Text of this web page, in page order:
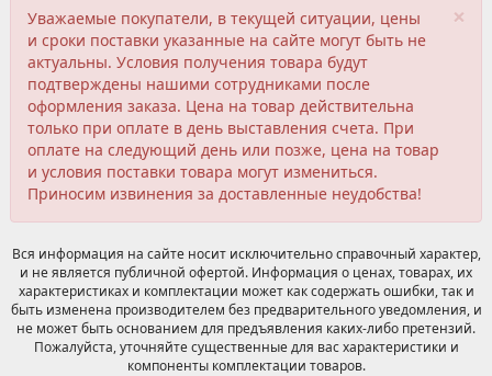
×
Уважаемые покупатели, в текущей ситуации, цены
и сроки поставки указанные на сайте могут быть не
актуальны. Условия получения товара будут
подтверждены нашими сотрудниками после
оформления заказа. Цена на товар действительна
только при оплате в день выставления счета. При
оплате на следующий день или позже, цена на товар
и условия поставки товара могут измениться.
Приносим извинения за доставленные неудобства!
Вся информация на сайте носит исключительно справочный характер,
и не является публичной офертой. Информация о ценах, товарах, их
характеристиках и комплектации может как содержать ошибки, так и
быть изменена производителем без предварительного уведомления, и
не может быть основанием для предъявления каких-либо претензий.
Пожалуйста, уточняйте существенные для вас характеристики и
компоненты комплектации товаров.